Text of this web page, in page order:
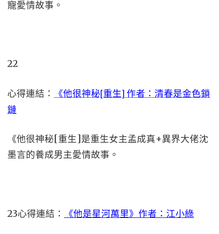
寵愛情故事。
22
心得連結：
《他很神秘[重生] 作者：清春是金色鎖
鏈
《他很神秘[重生]是重生女主孟成真+異界大佬沈
墨言的養成男主愛情故事。
23心得連結： 《他是星河萬里》作者：江小綠